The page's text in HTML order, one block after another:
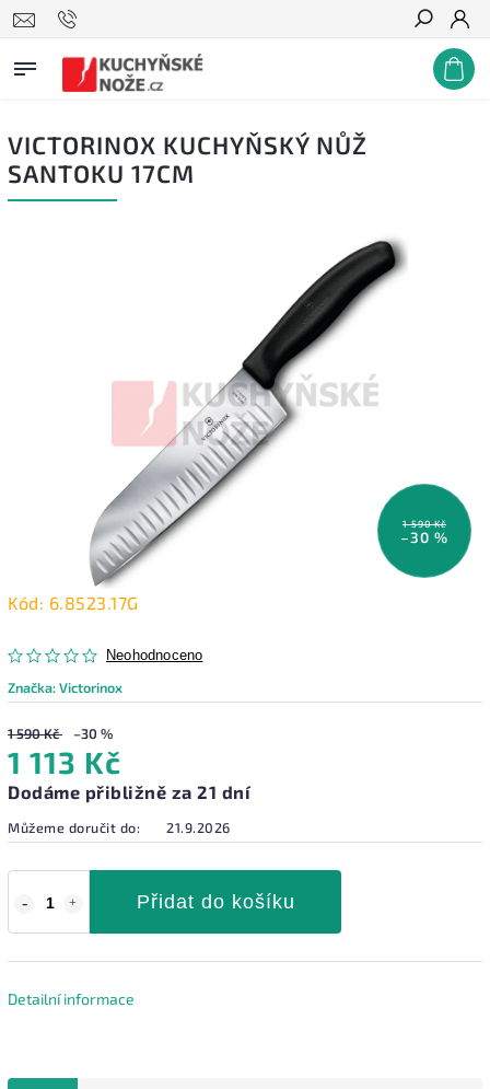
Hledat
VICTORINOX KUCHYŇSKÝ NŮŽ
SANTOKU 17CM
1 590 Kč
–30 %
Kód: 6.8523.17G
Neohodnoceno
Značka:Victorinox
1 590 Kč –30 %
1 113 Kč
Dodáme přibližně za 21 dní
Můžeme doručit do: 21.9.2026
Přidat do košíku
Detailní informace